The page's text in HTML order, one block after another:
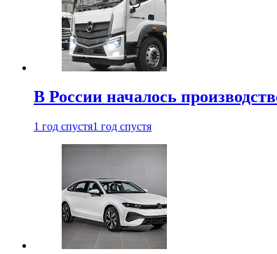
В России началось
1 год спустя1 год спустя